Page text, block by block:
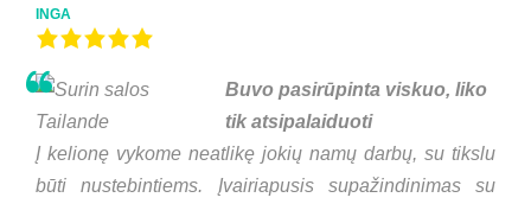
INGA
Buvo pasirūpinta viskuo, liko
tik atsipalaiduoti
Į kelionę vykome neatlikę jokių namų darbų, su tikslu
būti nustebintiems. Įvairiapusis supažindinimas su